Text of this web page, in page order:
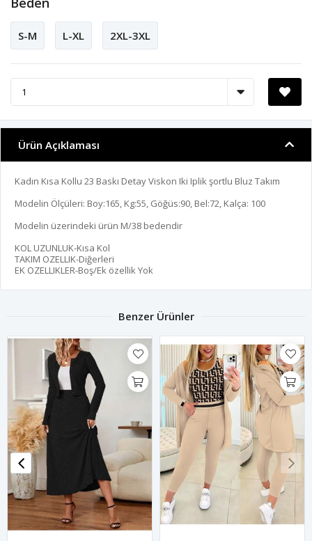
S-M L-XL 2XL-3XL
Ürün Açıklaması
Kadın Kısa Kollu 23 Baskı Detay Viskon Iki Iplik şortlu Bluz Takım
Modelin Ölçüleri: Boy:165, Kg:55, Göğüs:90, Bel:72, Kalça: 100
Modelin üzerindeki ürün M/38 bedendir
KOL UZUNLUK-Kısa Kol
TAKIM OZELLIK-Diğerleri
EK OZELLIKLER-Boş/Ek özellik Yok
Benzer Ürünler